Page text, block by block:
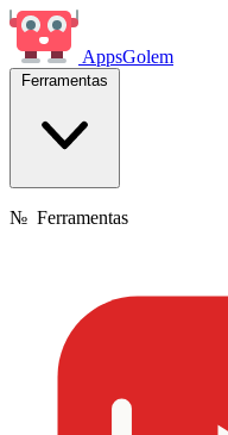
AppsGolem
Ferramentas
№ Ferramentas